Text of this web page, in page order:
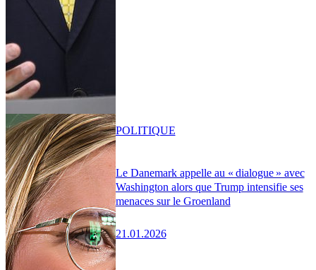
Le Danemark appelle au « dialogue » avec
Washington alors que Trump intensifie ses
menaces sur le Groenland
21.01.2026
POLITIQUE